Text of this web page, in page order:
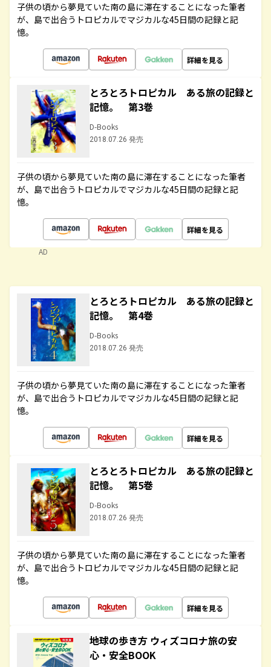
子供の頃から夢見ていた南の島に滞在することになった筆者
が、島で出合うトロピカルでマジカルな45日間の記録と記
憶。
詳細を見る
とろとろトロピカル ある旅の記録と
記憶。 第3巻
D-Books
2018.07.26 発売
子供の頃から夢見ていた南の島に滞在することになった筆者
が、島で出合うトロピカルでマジカルな45日間の記録と記
憶。
詳細を見る
AD
とろとろトロピカル ある旅の記録と
記憶。 第4巻
D-Books
2018.07.26 発売
子供の頃から夢見ていた南の島に滞在することになった筆者
が、島で出合うトロピカルでマジカルな45日間の記録と記
憶。
詳細を見る
とろとろトロピカル ある旅の記録と
記憶。 第5巻
D-Books
2018.07.26 発売
子供の頃から夢見ていた南の島に滞在することになった筆者
が、島で出合うトロピカルでマジカルな45日間の記録と記
憶。
詳細を見る
地球の歩き方 ウィズコロナ旅の安
心・安全BOOK